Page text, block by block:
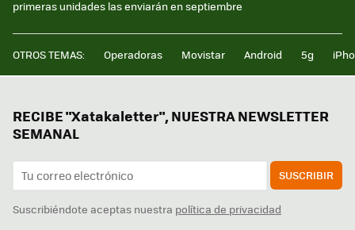
primeras unidades las enviarán en septiembre
OTROS TEMAS: Operadoras Movistar Android 5g
RECIBE "Xatakaletter", NUESTRA NEWSLETTER
SEMANAL
SUSCRIBIR
Suscribiéndote aceptas nuestra política de privacidad